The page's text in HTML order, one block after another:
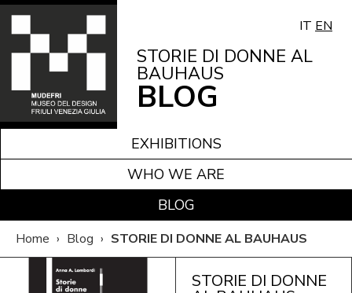
IT EN
STORIE DI DONNE AL
BAUHAUS
BLOG
EXHIBITIONS
WHO WE ARE
BLOG
Home › Blog › STORIE DI DONNE AL BAUHAUS
STORIE DI DONNE